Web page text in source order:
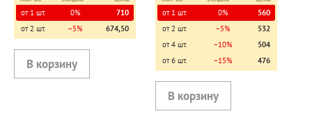
от 1 шт. 0%
710
от 2 шт.
−5% 674,50
от 1 шт. 0%
560
от 2 шт.
−5%
532
от 4 шт.
−10%
504
от 6 шт.
−15% 476